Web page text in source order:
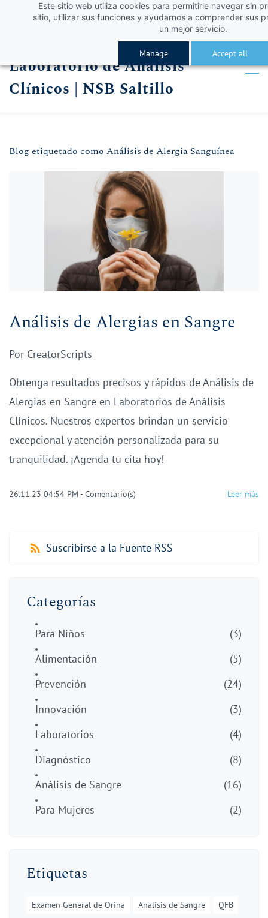
Este sitio web utiliza cookies para permitirle navegar sin
sitio, utilizar sus funciones y ayudarnos a comprender sus
un mejor servicio.
Manage Accept all
content
Iniciar sesión
Registro
Laboratorio de Análisis
Clínicos | NSB Saltillo
Blog etiquetado como Análisis de Alergia Sanguínea
Análisis de Alergias en Sangre
Por CreatorScripts
Obtenga resultados precisos y rápidos de Análisis de
Alergias en Sangre en Laboratorios de Análisis
Clínicos. Nuestros expertos brindan un servicio
excepcional y atención personalizada para su
tranquilidad. ¡Agenda tu cita hoy!
26.11.23 04:54 PM -Comentario(s) Leer más
Suscribirse a la Fuente RSS
Categorías
Para Niños
(3)
Alimentación
(5)
Prevención
(24)
Innovación
(3)
Laboratorios
(4)
Diagnóstico
(8)
Análisis de Sangre
(16)
Para Mujeres
(2)
Etiquetas
Examen General de Orina Análisis de Sangre QFB
¡Obtén un 10% de descuento con el código